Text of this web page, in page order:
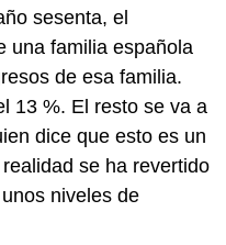
sesenta, el
una familia española
de esa familia.
13 %. El resto se va a
dice que esto es un
se ha revertido
niveles de